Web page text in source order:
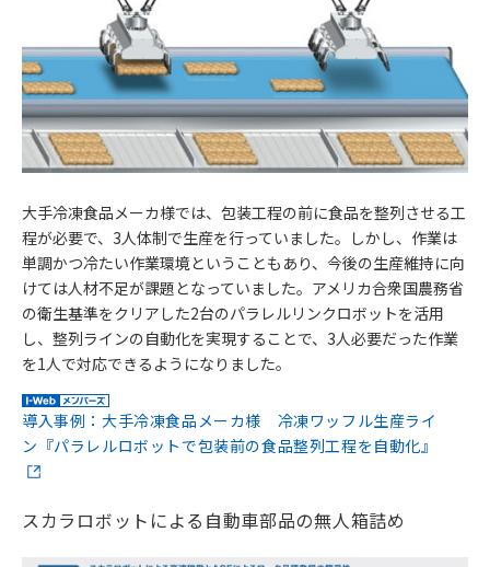
大手冷凍食品メーカ様では、包装工程の前に食品を整列させる工
程が必要で、3人体制で生産を行っていました。しかし、作業は
単調かつ冷たい作業環境ということもあり、今後の生産維持に向
けては人材不足が課題となっていました。アメリカ合衆国農務省
の衛生基準をクリアした2台のパラレルリンクロボットを活用
し、整列ラインの自動化を実現することで、3人必要だった作業
を1人で対応できるようになりました。
導入事例：大手冷凍食品メーカ様 冷凍ワッフル生産ライ
ン『パラレルロボットで包装前の食品整列工程を自動化』
スカラロボットによる自動車部品の無人箱詰め